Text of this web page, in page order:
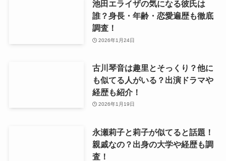
池田エライザの気になる彼氏は
誰？身長・年齢・恋愛遍歴も徹底
調査！
2026年1月24日
古川琴音は趣里とそっくり？他に
も似てる人がいる？出演ドラマや
経歴も紹介！
2026年1月19日
永瀬莉子と莉子が似てると話題！
親戚なの？出身の大学や経歴も調
査！